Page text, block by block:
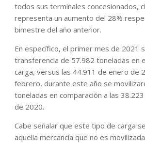
todos sus terminales concesionados,
representa un aumento del 28%
bimestre del año anterior.
En específico, el primer mes de 2021
transferencia de 57.982 toneladas en
carga, versus las 44.911 de enero de
febrero, durante este año se
toneladas en comparación a las
de 2020.
Cabe señalar que este tipo de carga
aquella mercancía que no es